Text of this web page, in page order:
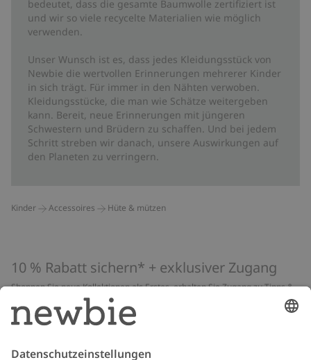
bedeutet, dass die gesamte Baumwolle zertifiziert ist
und wir so viele recycelte Materialien wie möglich
verwenden.
Unser Wunsch ist es, dass jedes Kleidungsstück von
Newbie die wertvollen Erinnerungen mehrerer Kinder
in sich trägt. Für immer in den Nähten verwoben.
Kleidungsstücke, die man wie Schätze weitergeben
kann. Bereit, neue Erinnerungen mit jüngeren
Schwestern und Brüdern zu schaffen. Und bei jedem
Schritt streben wir danach, unsere Auswirkungen auf
den Planeten zu verringern.
Kinder Accessoires Hüte & mützen
10 % Rabatt sichern* + exklusiver Zugang
Shoppen Sie neue Kollektionen als Erstes, erhalten Sie Zugang zu Tipps &
Guides und profitieren Sie von exklusiven Angeboten
*Gilt nur für deine erste Bestellung und ist nicht mit anderen Rabatten
oder Angeboten kombinierbar. Gilt nicht für limitierte Artikel. Lies unsere